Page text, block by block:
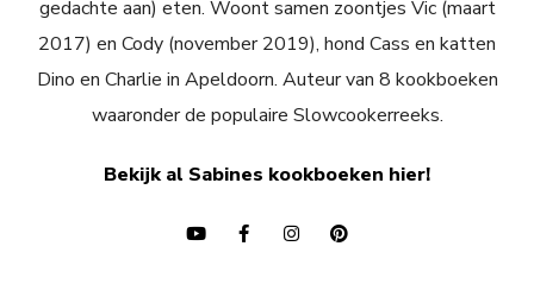
gedachte aan) eten. Woont samen zoontjes Vic (maart
2017) en Cody (november 2019), hond Cass en katten
Dino en Charlie in Apeldoorn. Auteur van 8 kookboeken
waaronder de populaire Slowcookerreeks.
Bekijk al Sabines kookboeken hier!